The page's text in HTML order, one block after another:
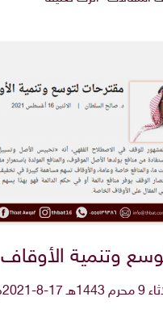
وتنمية الأوقاف
17-8-2021م